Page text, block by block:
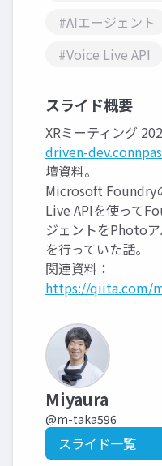
#AIエージェント
#Voice Live API
スライド概要
XRミーティング
driven-
壇資料。
Microsoft Foundry
Live APIを使って
ジェントをPhoto
を行っていた話。
関連資料：
https://qiita.com/
Miyaura
@m-taka596
スライド一覧